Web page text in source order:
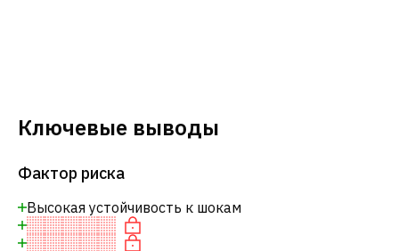
Ключевые выводы
Фактор риска
Высокая устойчивость к шокам